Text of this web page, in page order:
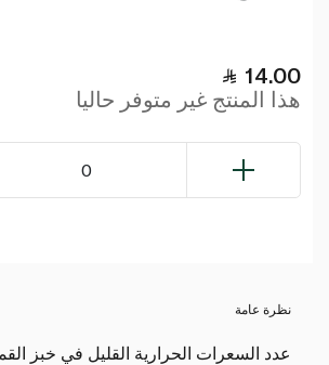
14.00
هذا المنتج غير متوفر حاليا
0
نظرة عامة
عدد السعرات الحرارية القليل في خبز